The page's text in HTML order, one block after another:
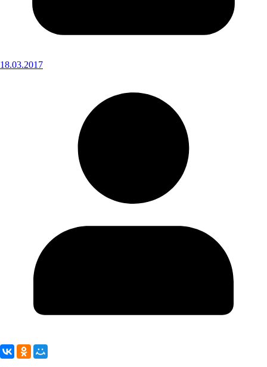
18.03.2017